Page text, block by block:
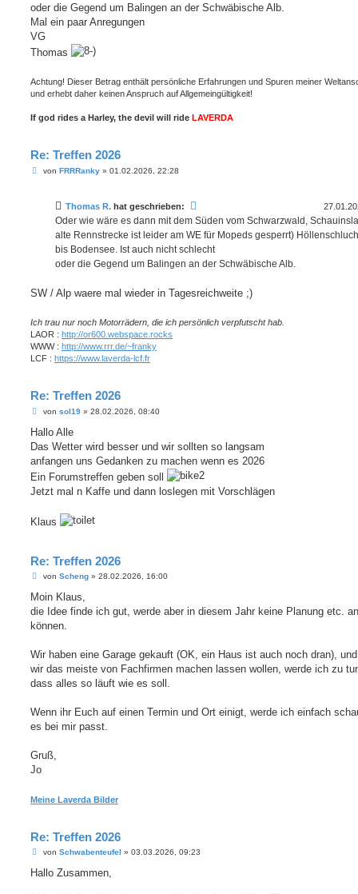
oder die Gegend um Balingen an der Schwäbische Alb.
Mal ein paar Anregungen
VG
Thomas
Achtung! Dieser Betrag enthält persönliche Erfahrungen und Spuren meiner
und erhebt daher keinen Anspruch auf Allgemeingültigkeit!
If god rides a Harley, the devil will ride LAVERDA
Re: Treffen 2026
Bvon FRRRanky» 01.02.2026, 22:28
Thomas R. hat geschrieben:
Oder wie wäre es dann mit dem Süden vom Schwarzwald,
alte Rennstrecke ist leider am WE für Mopeds gesperrt)
bis Bodensee. Ist auch nicht schlecht
oder die Gegend um Balingen an der Schwäbische Alb.
SW / Alp waere mal wieder in Tagesreichweite ;)
Ich trau nur noch Motorrädern, die ich persönlich verpfutscht hab.
LAOR : http://or600.webspace.rocks
WWW : http://www.rrr.de/~franky
LCF : https://www.laverda-lcf.fr
Re: Treffen 2026
B
i
r
a
von sol19» 28.02.2026, 08:40
Hallo Alle
Das Wetter wird besser und wir sollten so langsam
anfangen uns Gedanken zu machen wenn es 2026
Ein Forumstreffen geben soll
Jetzt mal n Kaffe und dann loslegen mit Vorschlägen
Klaus
Re: Treffen 2026
B
i
r
a
von Scheng» 28.02.2026, 16:00
Moin Klaus,
die Idee finde ich gut, werde aber in diesem Jahr keine Planung etc.
können.
Wir haben eine Garage gekauft (OK, ein Haus ist auch noch dran),
wir das meiste von Fachfirmen machen lassen wollen, werde ich zu
dass alles so läuft wie es soll.
Wenn ihr Euch auf einen Termin und Ort einigt, werde ich einfach
es bei mir passt.
Gruß,
Jo
Meine Laverda Bilder
Re: Treffen 2026
B
i
von Schwabenteufel » 03.03.2026, 09:23
Hallo Zusammen,